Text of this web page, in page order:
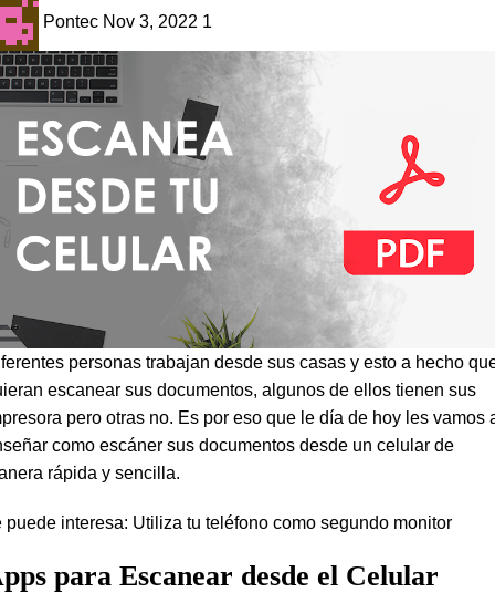
Pontec Nov 3, 2022 1
personas trabajan desde sus casas y esto a hecho
escanear sus documentos, algunos de ellos tienen sus
pero otras no. Es por eso que le día de hoy les vamos
como escáner sus documentos desde un celular de
rápida y sencilla.
puede interesa: Utiliza tu teléfono como segundo monitor
para Escanear desde el Celular